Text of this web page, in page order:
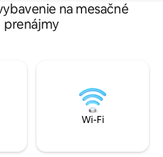
na mesačné
prenájmy
Wi-Fi